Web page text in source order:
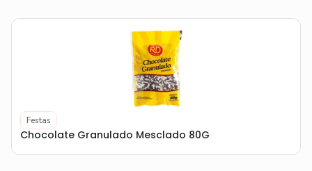
Festas
Chocolate Granulado Mesclado 80G